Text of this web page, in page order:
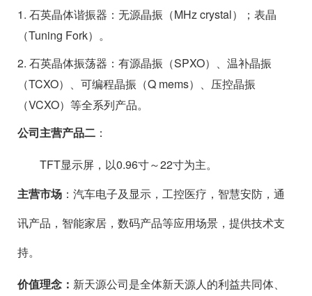
1. 石英晶体谐振器 ：无源晶振（MHz crystal）；表晶
（Tuning Fork）。
2. 石英晶体振荡器 ：有源晶振（SPXO）、温补晶振
（TCXO）、可编程晶振（Q mems）、压控晶振
（VCXO）等全系列产品。
公司主营产品二 ：
TFT显示屏，以0.96寸～22寸为主。
主营市场 ：汽车电子及显示，工控医疗，智慧安防，通
讯产品，智能家居，数码产品等应用场景，提供技术支
持。
价值理念： 新天源公司是全体新天源人的利益共同体、